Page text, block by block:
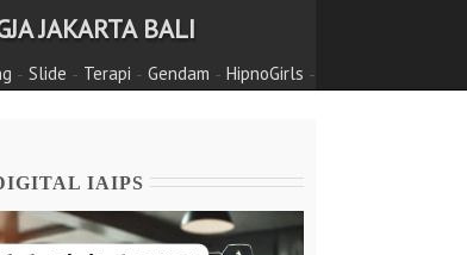
JAKARTA BALI
- Slide - Terapi - Gendam - HipnoGirls -
IAIPS